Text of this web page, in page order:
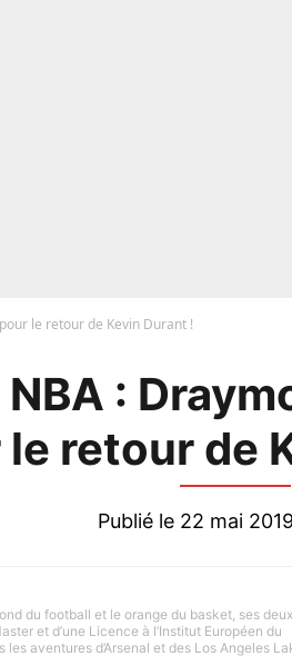
le retour de Kevin Durant !
:
retour de
Publié le 22 mai
du football et le orange du basket, ses deux
et d’une Licence à l’Institut Européen du
aventures d’Arsenal et des Los Angeles